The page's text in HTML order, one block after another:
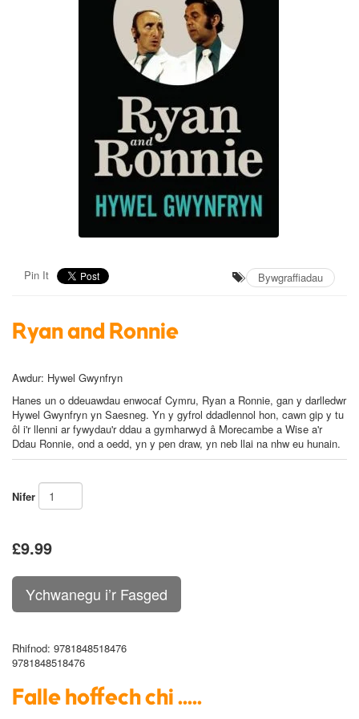
Pin It Bywgraffiadau
Ryan and Ronnie
Awdur: Hywel Gwynfryn
Hanes un o ddeuawdau enwocaf Cymru, Ryan a Ronnie, gan y darlledwr
Hywel Gwynfryn yn Saesneg. Yn y gyfrol ddadlennol hon, cawn gip y tu
ôl i'r llenni ar fywydau'r ddau a gymharwyd â Morecambe a Wise a'r
Ddau Ronnie, ond a oedd, yn y pen draw, yn neb llai na nhw eu hunain.
Nifer
£9.99
Rhifnod: 9781848518476
9781848518476
Falle hoffech chi .....